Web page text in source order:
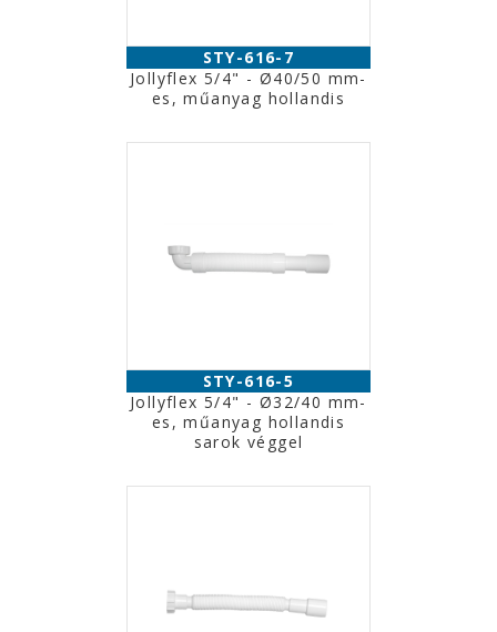
STY-616-7
Jollyflex 5/4" - Ø40/50 mm-
es, műanyag hollandis
STY-616-5
Jollyflex 5/4" - Ø32/40 mm-
es, műanyag hollandis
sarok véggel